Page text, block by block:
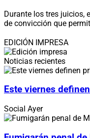
Durante los tres juicios,
de convicción que
EDICIÓN IMPRESA
Noticias recientes
Este viernes
Social Ayer